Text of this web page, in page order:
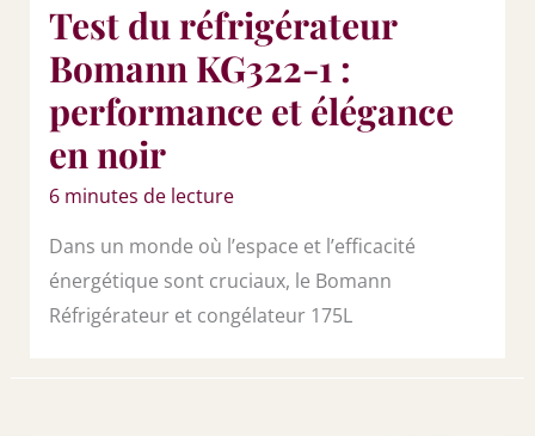
Test du réfrigérateur
Bomann KG322-1 :
performance et élégance
en noir
6 minutes de lecture
Dans un monde où l’espace et l’efficacité
énergétique sont cruciaux, le Bomann
Réfrigérateur et congélateur 175L